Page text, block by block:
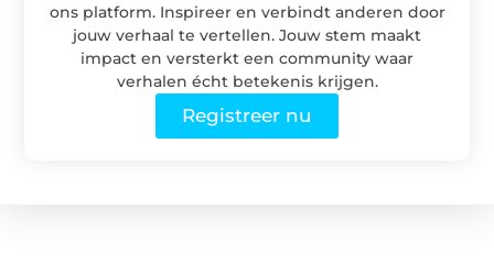
ons platform. Inspireer en verbindt anderen door
jouw verhaal te vertellen. Jouw stem maakt
impact en versterkt een community waar
verhalen écht betekenis krijgen.
Registreer nu